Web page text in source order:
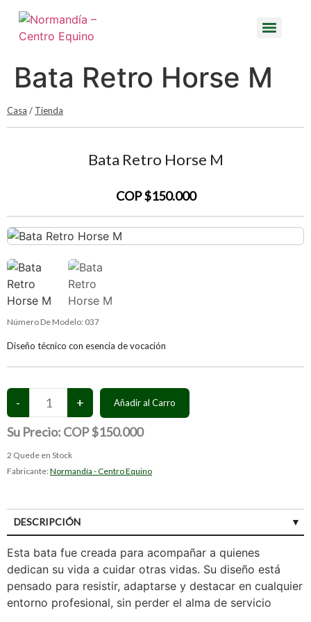
Bata Retro Horse M
Casa / Tienda
Bata Retro Horse M
COP $150.000
Número De Modelo: 037
Diseño técnico con esencia de vocación
Su Precio: COP $150.000
2 Quede en Stock
Fabricante: Normandía - Centro Equino
DESCRIPCIÓN
Esta bata fue creada para acompañar a quienes
dedican su vida a cuidar otras vidas. Su diseño está
pensado para resistir, adaptarse y destacar en cualquier
entorno profesional, sin perder el alma de servicio